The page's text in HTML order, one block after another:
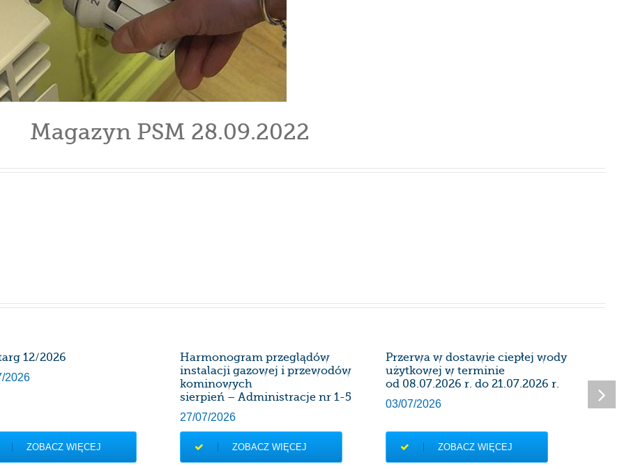
Magazyn PSM 28.09.2022
12/2026
2026
ZOBACZ WIĘCEJ
Harmonogram przeglądów
instalacji gazowej i przewodów
kominowych
sierpień – Administracje nr 1-5
27/07/2026
ZOBACZ WIĘCEJ
Przerwa w dostawie ciepłej wody
użytkowej w terminie
od 08.07.2026 r. do 21.07.2026 r.
03/07/2026
ZOBACZ WIĘCEJ